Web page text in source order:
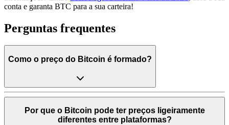
conta e garanta BTC para a sua carteira!
Perguntas frequentes
Como o preço do Bitcoin é formado?
Por que o Bitcoin pode ter preços ligeiramente
diferentes entre plataformas?